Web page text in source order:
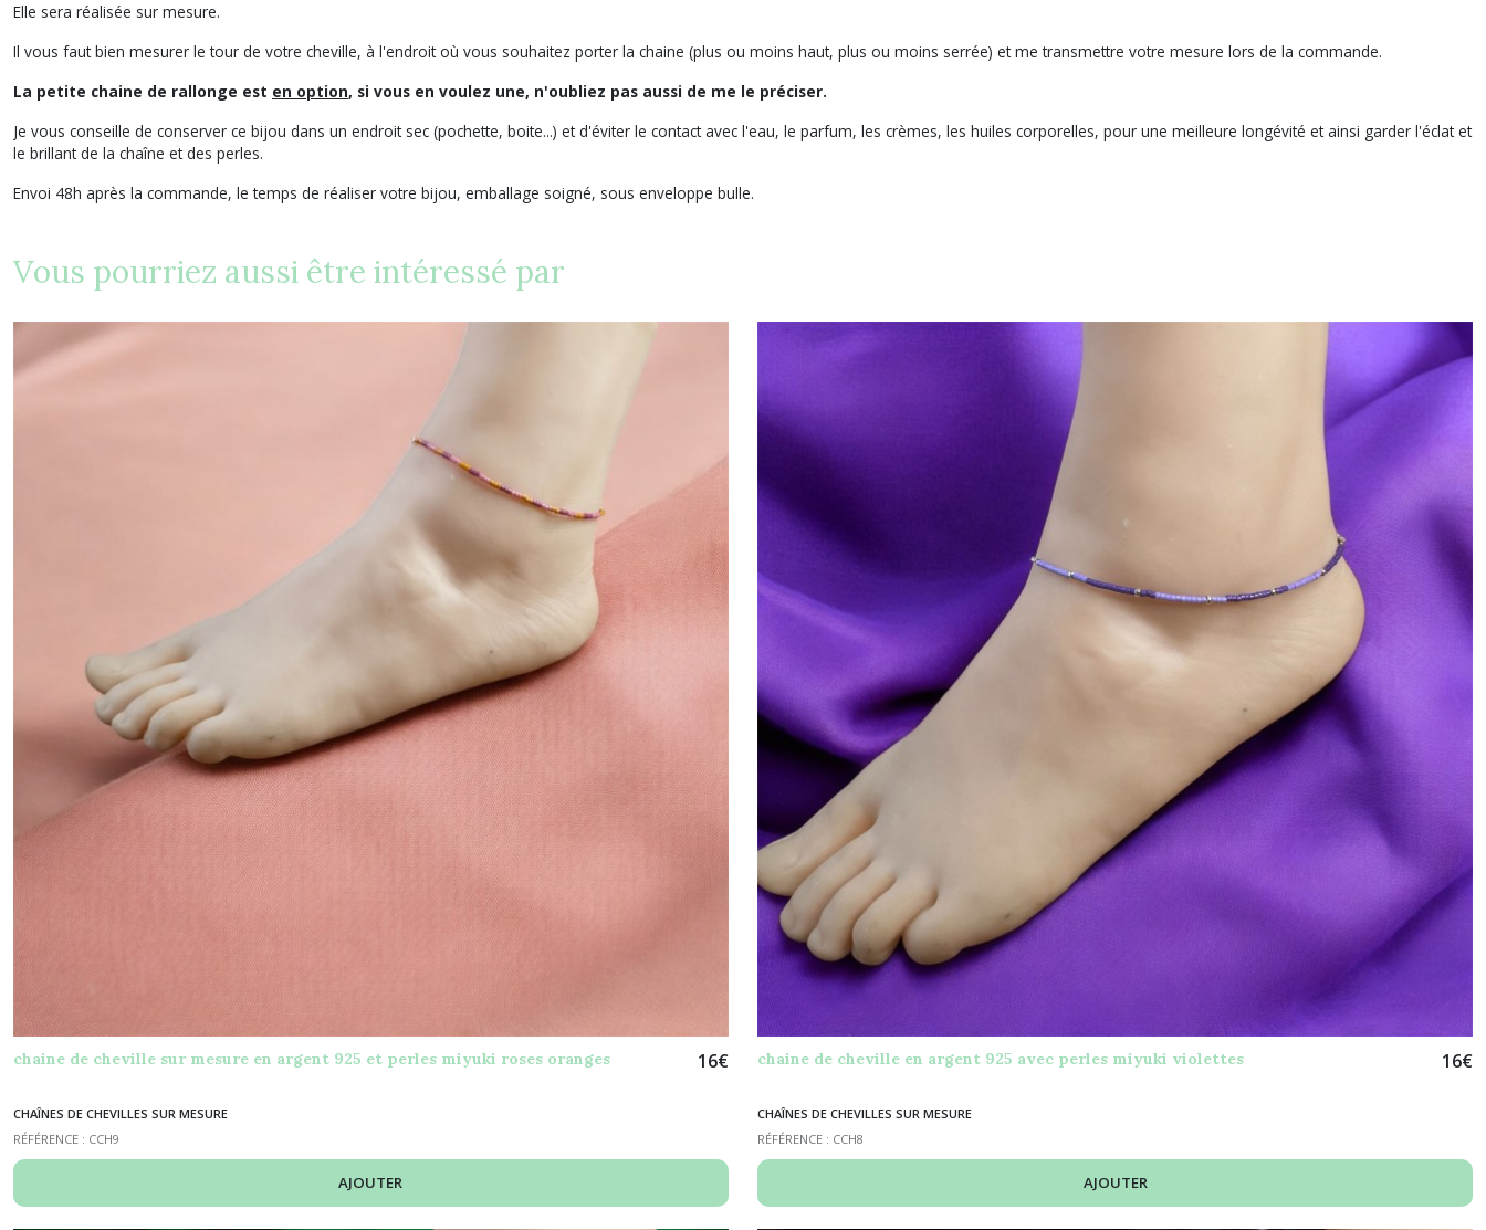
Elle sera réalisée sur mesure.
Il vous faut bien mesurer le tour de votre cheville, à l'endroit où vous souhaitez porter la chaine (plus ou moins haut, plus ou moins serrée) et me transmettre votre mesure lors de la commande.
La petite chaine de rallonge est en option, si vous en voulez une, n'oubliez pas aussi de me le préciser.
Je vous conseille de conserver ce bijou dans un endroit sec (pochette, boite...) et d'éviter le contact avec l'eau, le parfum, les crèmes, les huiles corporelles, pour une meilleure longévité et ainsi garder l'éclat et
le brillant de la chaîne et des perles.
Envoi 48h après la commande, le temps de réaliser votre bijou, emballage soigné, sous enveloppe bulle.
Vous pourriez aussi être intéressé par
chaine de cheville sur mesure en argent 925 et perles miyuki roses oranges 16€
CHAÎNES DE CHEVILLES SUR MESURE
RÉFÉRENCE : CCH9
AJOUTER
chaine de cheville en argent 925 avec perles miyuki violettes 16€
CHAÎNES DE CHEVILLES SUR MESURE
RÉFÉRENCE : CCH8
AJOUTER